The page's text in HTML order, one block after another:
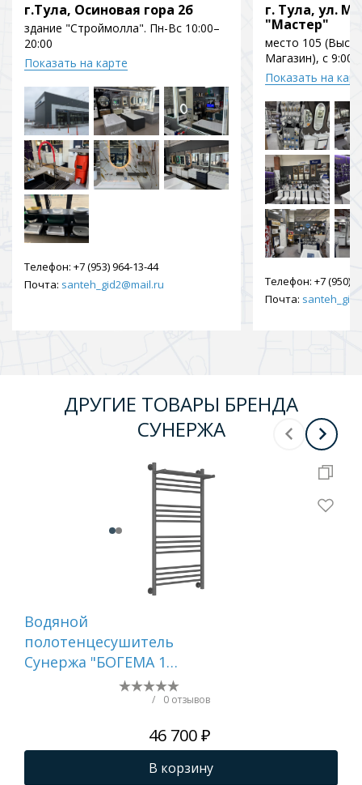
г.Тула, Осиновая гора 2б
здание "Строймолла". Пн-Вс 10:00–
20:00
Показать на карте
Телефон: +7 (953) 964-13-44
Почта: santeh_gid2@mail.ru
г. Тула, ул.
"Мастер"
место 105
Магазин), с 9:00
Показать на
Телефон: +7 (950)
Почта:
ДРУГИЕ ТОВАРЫ БРЕНДА
СУНЕРЖА
Водяной
полотенцесушитель
Сунержа "БОГЕМА 1П
+" 1000х500 (Графит)
/ 0 отзывов
46 700 ₽
В корзину